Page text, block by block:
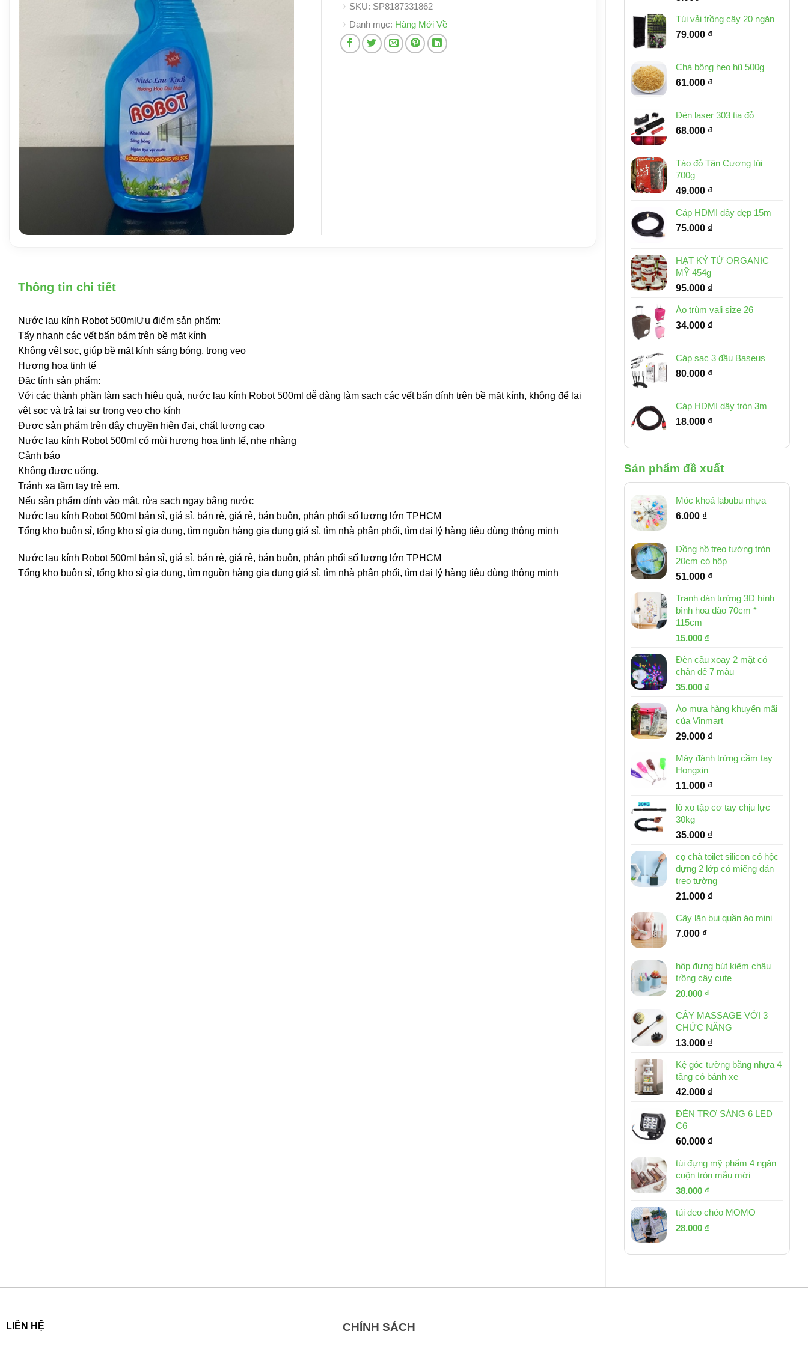
Túi vải trồng cây 20 ngăn
79.000 ₫
Chà bông heo hũ 500g
61.000 ₫
Đèn laser 303 tia đỏ
68.000 ₫
Táo đỏ Tân Cương túi
700g
49.000 ₫
Cáp HDMI dây dẹp 15m
75.000 ₫
HẠT KỶ TỬ ORGANIC
MỸ 454g
95.000 ₫
Áo trùm vali size 26
34.000 ₫
Cáp sạc 3 đầu Baseus
80.000 ₫
Cáp HDMI dây tròn 3m
18.000 ₫
Sản phẩm đề xuất
Móc khoá labubu nhựa
6.000 ₫
Đồng hồ treo tường tròn
20cm có hộp
51.000 ₫
Tranh dán tường 3D hình
bình hoa đào 70cm *
115cm
Giá
là:
32.000 ₫.
15.000 ₫
tại
là:
Đèn cầu xoay 2 mặt có
chân đế 7 màu
Giá
là:
46.000 ₫.
35.000 ₫
tại
là:
35.000 ₫.
Áo mưa hàng khuyến mãi
của Vinmart
29.000 ₫
Máy đánh trứng cầm tay
Hongxin
11.000 ₫
lò xo tập cơ tay chịu lực
30kg
35.000 ₫
cọ chà toilet silicon có hộc
đựng 2 lớp có miếng dán
treo tường
21.000 ₫
Cây lăn bụi quần áo mini
7.000 ₫
hộp đựng bút kiêm chậu
trồng cây cute
Giá
là:
30.000 ₫.
20.000 ₫
tại
là:
20.000 ₫.
CÂY MASSAGE VỚI 3
CHỨC NĂNG
13.000 ₫
Kệ góc tường bằng nhựa 4
tầng có bánh xe
42.000 ₫
ĐÈN TRỢ SÁNG 6 LED
C6
60.000 ₫
túi đựng mỹ phẩm 4 ngăn
cuộn tròn mẫu mới
Giá
là:
53.000 ₫.
38.000 ₫
tại
túi đeo chéo MOMO
Giá
là:
28.000 ₫
tại
SKU: SP8187331862
Danh mục: Hàng Mới Về
Thông tin chi tiết
Nước lau kính Robot 500mlƯu điểm sản phẩm:
Tẩy nhanh các vết bẩn bám trên bề mặt kính
Không vệt sọc, giúp bề mặt kính sáng bóng, trong veo
Hương hoa tinh tế
Đặc tính sản phẩm:
Với các thành phần làm sạch hiệu quả, nước lau kính Robot 500ml dễ dàng làm sạch các vết bẩn dính trên bề mặt kính, không để lại
vệt sọc và trả lại sự trong veo cho kính
Được sản phẩm trên dây chuyền hiện đại, chất lượng cao
Nước lau kính Robot 500ml có mùi hương hoa tinh tế, nhẹ nhàng
Cảnh báo
Không được uống.
Tránh xa tầm tay trẻ em.
Nếu sản phẩm dính vào mắt, rửa sạch ngay bằng nước
Nước lau kính Robot 500ml bán sỉ, giá sỉ, bán rẻ, giá rẻ, bán buôn, phân phối số lượng lớn TPHCM
Tổng kho buôn sỉ, tổng kho sỉ gia dụng, tìm nguồn hàng gia dụng giá sỉ, tìm nhà phân phối, tìm đại lý hàng tiêu dùng thông minh
Nước lau kính Robot 500ml bán sỉ, giá sỉ, bán rẻ, giá rẻ, bán buôn, phân phối số lượng lớn TPHCM
Tổng kho buôn sỉ, tổng kho sỉ gia dụng, tìm nguồn hàng gia dụng giá sỉ, tìm nhà phân phối, tìm đại lý hàng tiêu dùng thông minh
LIÊN HỆ CHÍNH SÁCH